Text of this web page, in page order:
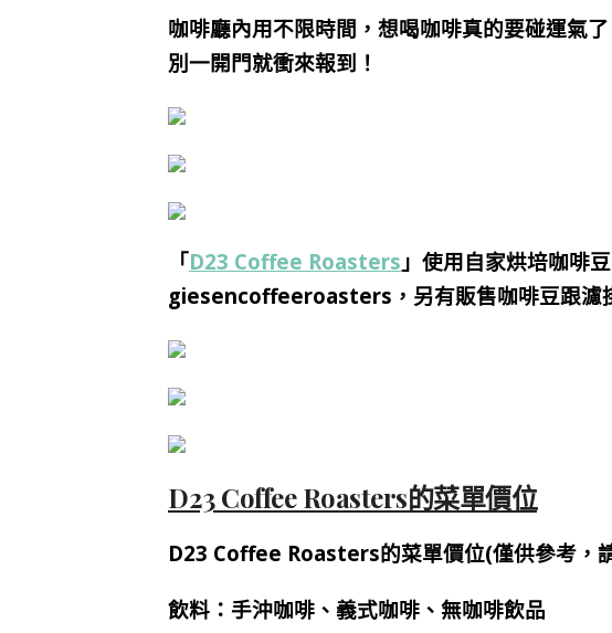
咖啡廳內用不限時間，想喝咖啡真的要碰運氣
別一開門就衝來報到！
「D23 Coffee Roasters 」使用自家烘培咖啡
giesencoffeeroasters，另有販售咖啡豆跟濾
D23 Coffee Roasters的菜單價位
D23 Coffee Roasters的菜單價位(僅供參考，
飲料：手沖咖啡、義式咖啡、無咖啡飲品